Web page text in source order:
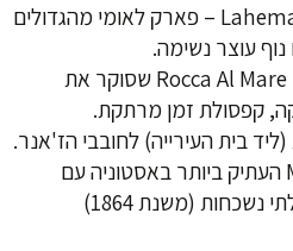
ביקור בשמורת הטבע Lahemaa – פארק לאומי מהגדולים
עוצר נשימה.
ביקור במוזיאון ההיסטורי Rocca Al Mare שסוקר את
קפסולת זמן מרתקת.
בית העירייה) לחובבי הז'אנר.
בית הקפה MAIASMOKK העתיק ביותר באסטוניה עם
נשכחות (משנת 1864)